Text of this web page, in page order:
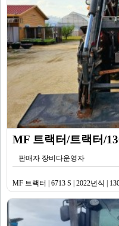
MF 트랙터/트랙터/
판매자 장비다운영자
MF 트랙터 | 6713 S | 2022년식 |